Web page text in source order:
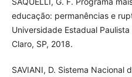
educação: permanências e
Universidade Estadual
Claro, SP, 2018.
SAVIANI, D. Sistema Nacional